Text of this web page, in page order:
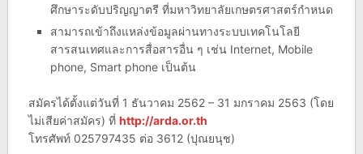
ศึกษาระดับปริญญาตรี ที่มหาวิทยาลัยเกษตรศาสตร์กำหนด
สามารถเข้าถึงแหล่งข้อมูลผ่านทางระบบเทคโนโลยี
สารสนเทศและการสื่อสารอื่น ๆ เช่น Internet, Mobile
phone, Smart phone เป็นต้น
สมัครได้ตั้งแต่วันที่ 1 ธันวาคม 2562 – 31 มกราคม 2563 (โดย
ไม่เสียค่าสมัคร) ที่ http://arda.or.th
โทรศัพท์ 025797435 ต่อ 3612 (ปุณยนุช)